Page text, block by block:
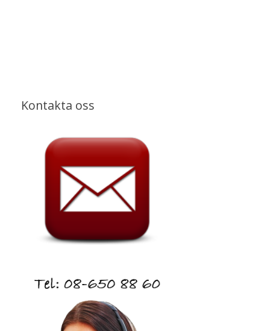
Kontakta oss